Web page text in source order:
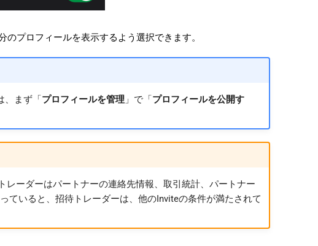
プロフィールを表示するよう選択できます。
、まず「プロフィールを管理」で「プロフィールを公開す
ーダーはパートナーの連絡先情報、取引統計、パートナー
ていると、招待トレーダーは、他のInviteの条件が満たされて